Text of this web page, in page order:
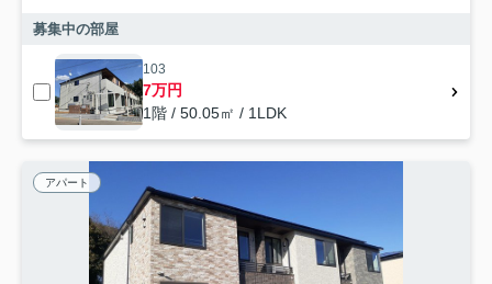
募集中の部屋
103
7万円
1階 / 50.05㎡ / 1LDK
アパート